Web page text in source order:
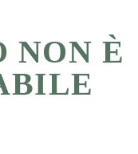
NON È